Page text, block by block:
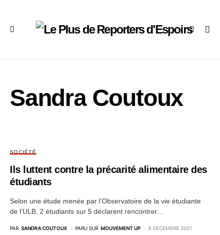
Sandra Coutoux
SOCIÉTÉ
Ils luttent contre la précarité alimentaire des
étudiants
Selon une étude menée par l’Observatoire de la vie étudiante
de l’ULB, 2 étudiants sur 5 déclarent rencontrer…
PAR SANDRA COUTOUX PARU SUR MOUVEMENT UP 8 DÉCEMBRE 2021